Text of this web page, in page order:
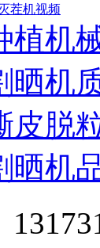
茬机视频
植机
晒机
皮脱
晒机